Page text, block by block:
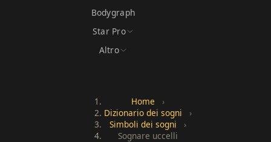
Bodygraph
Star Pro
Altro
Home
›
Dizionario dei sogni
›
Simboli dei sogni
›
Sognare uccelli